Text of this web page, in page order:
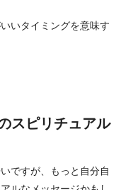
いタイミングを意味す
スピリチュアル
ですが、もっと自分自